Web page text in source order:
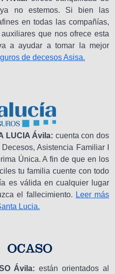
no estemos. Si bien las
en todas las compañías,
que nos ofrece esta
a ayudar a tomar la mejor
de decesos Asisa.
LUCIA Ávila: cuenta con dos
Asistencia Familiar I
Única. A fin de que en los
tu familia cuente con todo
es válida en cualquier lugar
el fallecimiento. Leer más
Lucia.
Ávila: están orientados al